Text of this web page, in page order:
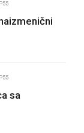
sa
prekidač